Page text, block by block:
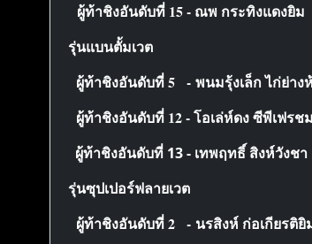
ผู้ท้าชิงอันดับที่ 15 - ณพ กระทิงแดงยิม
รุ่นแบนตั้มเวต
ผู้ท้าชิงอันดับที่ 5 - พนมรุ้งเล็ก ไก่ย่าง
ผู้ท้าชิงอันดับที่ 12 - โอเล่ห์ดง ซีพีเฟรช
ผู้ท้าชิงอันดับที่ 13 - เทพฤทธิ์ สิงห์วังชา
รุ่นซุปเปอร์ฟลายเวต
ผู้ท้าชิงอันดับที่ 2 - นรสิงห์ ก่อเกียรติยิ